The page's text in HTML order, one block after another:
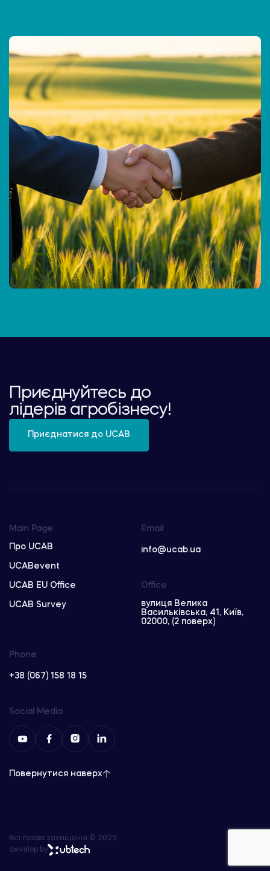
Приєднуйтесь до
лідерів агробізнесу!
Приєднатися до UCAB
Main Page
Про UCAB
UCABevent
UCAB EU Office
UCAB Survey
Email
info@ucab.ua
Phone
+38 (067) 158 18 15
Office
вулиця Велика
Васильківська, 41, Київ,
02000, (2 поверх)
Social Media
Повернутися наверх
Всі права захищенні © 2025
develop by